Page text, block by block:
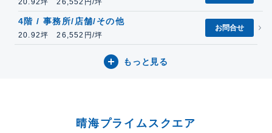
4階 / 事務所/店舗/その他
20.92坪 26,552円/坪
お問合せ
もっと見る
晴海プライムスクエア